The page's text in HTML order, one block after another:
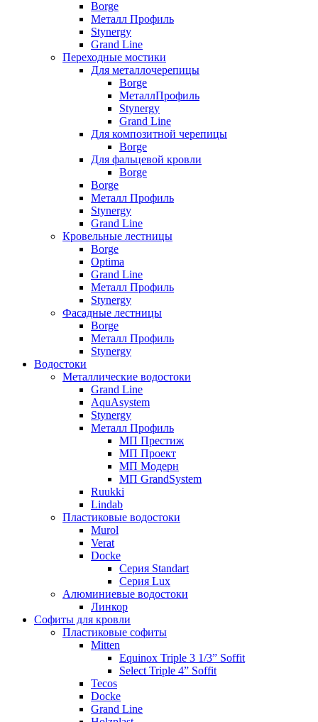
Borge
Металл Профиль
Stynergy
Grand Line
Переходные мостики
Для металлочерепицы
Borge
МеталлПрофиль
Stynergy
Grand Line
Для композитной черепицы
Borge
Для фальцевой кровли
Borge
Borge
Металл Профиль
Stynergy
Grand Line
Кровельные лестницы
Borge
Optima
Grand Line
Металл Профиль
Stynergy
Фасадные лестницы
Borge
Металл Профиль
Stynergy
Водостоки
Металлические водостоки
Grand Line
AquAsystem
Stynergy
Металл Профиль
МП Престиж
МП Проект
МП Модерн
МП GrandSystem
Ruukki
Lindab
Пластиковые водостоки
Murol
Verat
Docke
Серия Standart
Серия Lux
Алюминиевые водостоки
Линкор
Софиты для кровли
Пластиковые софиты
Mitten
Equinox Triple 3 1/3” Soffit
Select Triple 4” Soffit
Tecos
Docke
Grand Line